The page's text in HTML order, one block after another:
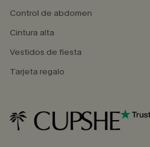
Control de abdomen
Cintura alta
Vestidos de fiesta
Tarjeta regalo